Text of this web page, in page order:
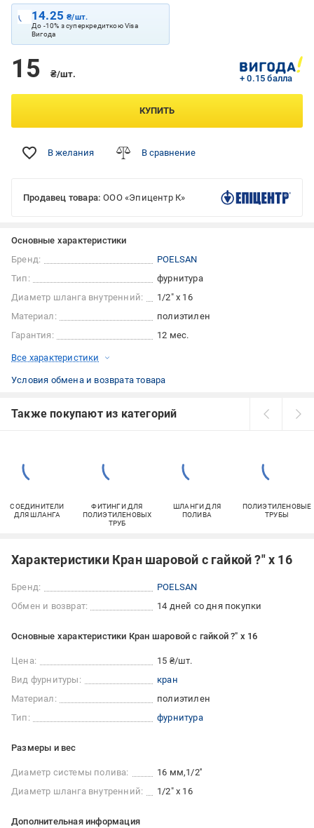
14.25₴/шт.
До -10% з суперкредиткою Visa
Вигода
15 ₴/шт. + 0.15 балла
КУПИТЬ
В желания В сравнение
Продавец товара: ООО «Эпицентр К»
Основные характеристики
Бренд:
POELSAN
Тип:
фурнитура
Диаметр шланга внутренний:
1/2" х 16
Материал:
полиэтилен
Гарантия:
12 мес.
Все характеристики
Условия обмена и возврата товара
Также покупают из категорий
СОЕДИНИТЕЛИ
ДЛЯ ШЛАНГА
ФИТИНГИ ДЛЯ
ПОЛИЭТИЛЕНОВЫХ
ТРУБ
ШЛАНГИ ДЛЯ
ПОЛИВА
ПОЛИЭТИЛЕНОВЫЕ
ТРУБЫ
Характеристики Кран шаровой с гайкой ?" x 16
Бренд:
POELSAN
Обмен и возврат:
14 дней со дня покупки
Основные характеристики Кран шаровой с гайкой ?" x 16
Цена:
15 ₴/шт.
Вид фурнитуры:
кран
Материал:
полиэтилен
Тип:
фурнитура
Размеры и вес
Диаметр системы полива: 16 мм 1/2''
Диаметр шланга внутренний:
1/2" х 16
Дополнительная информация